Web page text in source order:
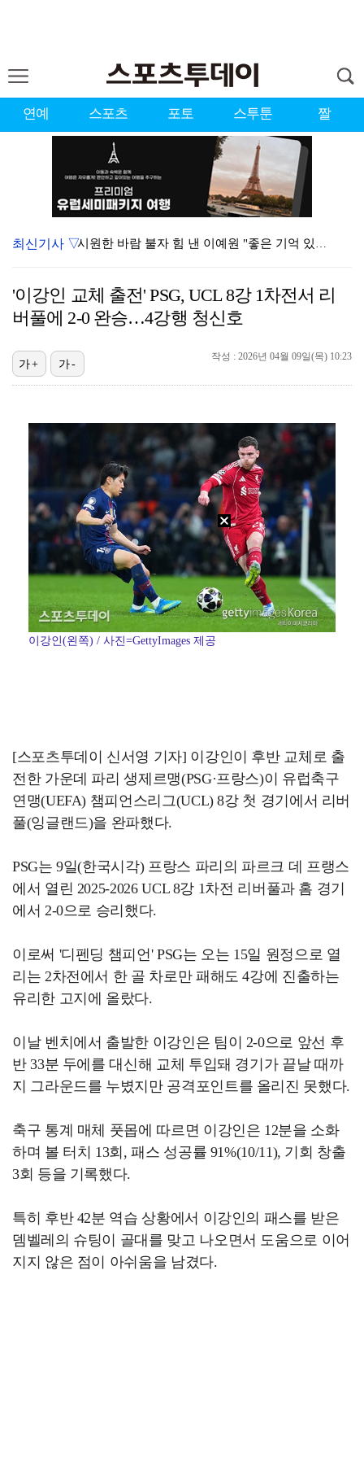
연예 스포츠 포토 스투툰 짤
시원한 바람 불자 힘 낸 이예원 "좋은 기억 있는 테디…
'전참시' 리센느 메이 "희망 보이지 않아 팀 탈퇴 고…
[ST포토] 정지효, 퍼터 확인
[ST포토] 정지효, 수분 보충은 필수
[ST포토] 전예성, 파세이브로 시작
[ST포토] 유현조, 페어웨이 끝까지 가자
최신기사 ▽
'이강인 교체 출전' PSG, UCL 8강 1차전서 리
버풀에 2-0 완승…4강행 청신호
작성 : 2026년 04월 09일(목) 10:23
가+ 가-
이강인(왼쪽) / 사진=GettyImages 제공
[스포츠투데이 신서영 기자] 이강인이 후반 교체로 출
전한 가운데 파리 생제르맹(PSG·프랑스)이 유럽축구
연맹(UEFA) 챔피언스리그(UCL) 8강 첫 경기에서 리버
풀(잉글랜드)을 완파했다.
PSG는 9일(한국시각) 프랑스 파리의 파르크 데 프랭스
에서 열린 2025-2026 UCL 8강 1차전 리버풀과 홈 경기
에서 2-0으로 승리했다.
이로써 '디펜딩 챔피언' PSG는 오는 15일 원정으로 열
리는 2차전에서 한 골 차로만 패해도 4강에 진출하는
유리한 고지에 올랐다.
이날 벤치에서 출발한 이강인은 팀이 2-0으로 앞선 후
반 33분 두에를 대신해 교체 투입돼 경기가 끝날 때까
지 그라운드를 누볐지만 공격포인트를 올리진 못했다.
축구 통계 매체 풋몹에 따르면 이강인은 12분을 소화
하며 볼 터치 13회, 패스 성공률 91%(10/11), 기회 창출
3회 등을 기록했다.
특히 후반 42분 역습 상황에서 이강인의 패스를 받은
뎀벨레의 슈팅이 골대를 맞고 나오면서 도움으로 이어
지지 않은 점이 아쉬움을 남겼다.